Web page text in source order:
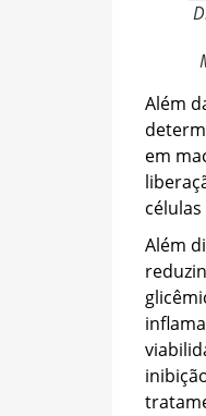
Além
em
Além